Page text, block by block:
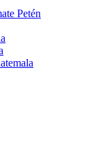
Petén